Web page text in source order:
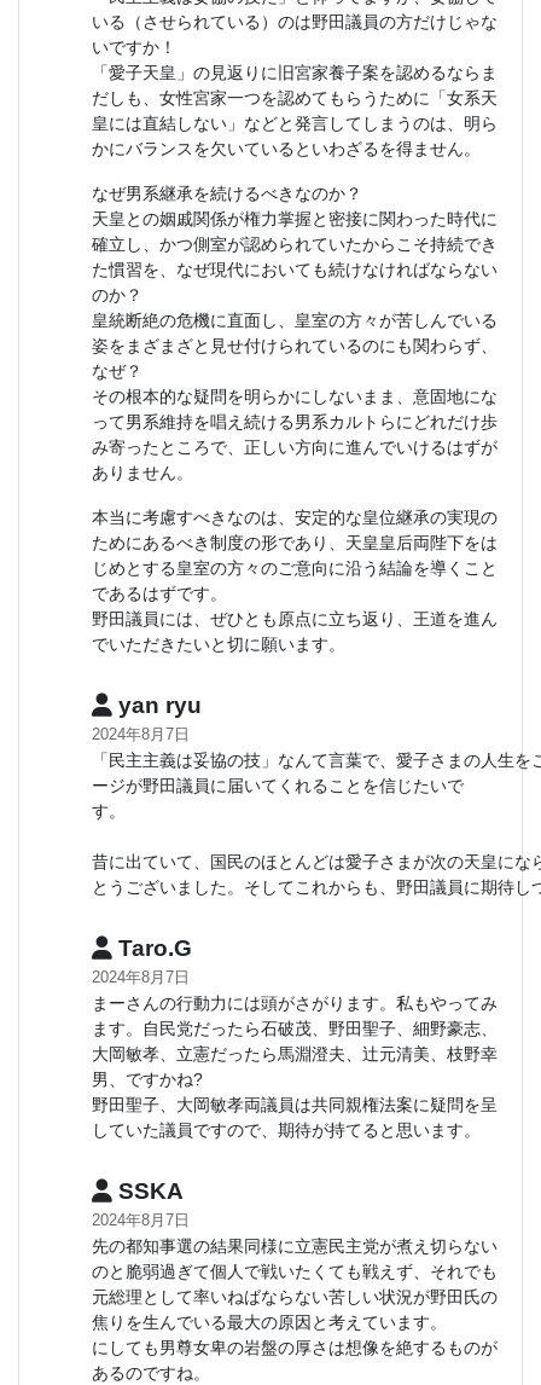
いる（させられている）のは野田議員の方だけじゃな
いですか！
「愛子天皇」の見返りに旧宮家養子案を認めるならま
だしも、女性宮家一つを認めてもらうために「女系天
皇には直結しない」などと発言してしまうのは、明ら
かにバランスを欠いているといわざるを得ません。
なぜ男系継承を続けるべきなのか？
天皇との姻戚関係が権力掌握と密接に関わった時代に
確立し、かつ側室が認められていたからこそ持続でき
た慣習を、なぜ現代においても続けなければならない
のか？
皇統断絶の危機に直面し、皇室の方々が苦しんでいる
姿をまざまざと見せ付けられているのにも関わらず、
なぜ？
その根本的な疑問を明らかにしないまま、意固地にな
って男系維持を唱え続ける男系カルトらにどれだけ歩
み寄ったところで、正しい方向に進んでいけるはずが
ありません。
本当に考慮すべきなのは、安定的な皇位継承の実現の
ためにあるべき制度の形であり、天皇皇后両陛下をは
じめとする皇室の方々のご意向に沿う結論を導くこと
であるはずです。
野田議員には、ぜひとも原点に立ち返り、王道を進ん
でいただきたいと切に願います。
yan ryu
2024年8月7日
「民主主義は妥協の技」なんて言葉で、愛子さまの人生
ージが野田議員に届いてくれることを信じたいで
昔に出ていて、国民のほとんどは愛子さまが次の天皇に
とうございました。そしてこれからも、野田議員に期待し
Taro.G
2024年8月7日
まーさんの行動力には頭がさがります。私もやってみ
ます。自民党だったら石破茂、野田聖子、細野豪志、
大岡敏孝、立憲だったら馬淵澄夫、辻元清美、枝野幸
男、ですかね?
野田聖子、大岡敏孝両議員は共同親権法案に疑問を呈
していた議員ですので、期待が持てると思います。
SSKA
2024年8月7日
先の都知事選の結果同様に立憲民主党が煮え切らない
のと脆弱過ぎて個人で戦いたくても戦えず、それでも
元総理として率いねばならない苦しい状況が野田氏の
焦りを生んでいる最大の原因と考えています。
にしても男尊女卑の岩盤の厚さは想像を絶するものが
あるのですね。